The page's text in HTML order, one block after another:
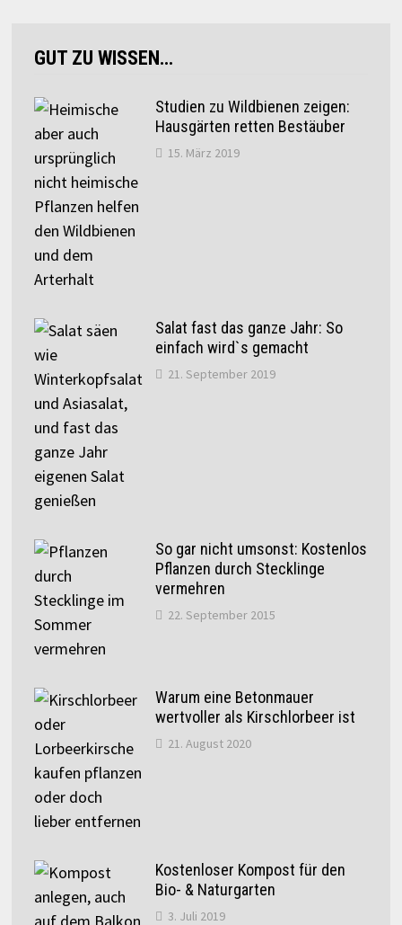
GUT ZU WISSEN…
Studien zu Wildbienen zeigen:
Hausgärten retten Bestäuber
15. März 2019
Salat fast das ganze Jahr: So
einfach wird`s gemacht
21. September 2019
So gar nicht umsonst: Kostenlos
Pflanzen durch Stecklinge
vermehren
22. September 2015
Warum eine Betonmauer
wertvoller als Kirschlorbeer ist
21. August 2020
Kostenloser Kompost für den
Bio- & Naturgarten
3. Juli 2019